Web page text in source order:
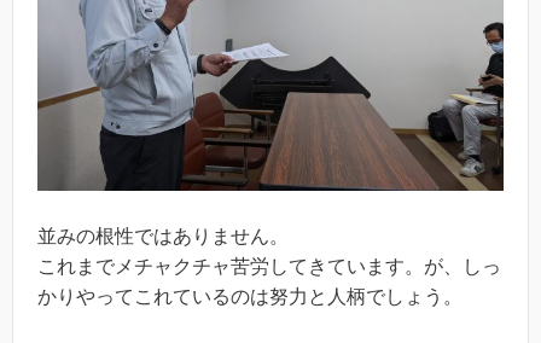
並みの根性ではありません。
これまでメチャクチャ苦労してきています。が、しっ
かりやってこれているのは努力と人柄でしょう。